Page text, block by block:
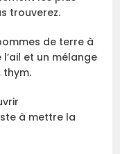
trouverez.
de terre à
et un mélange
thym.
à mettre la